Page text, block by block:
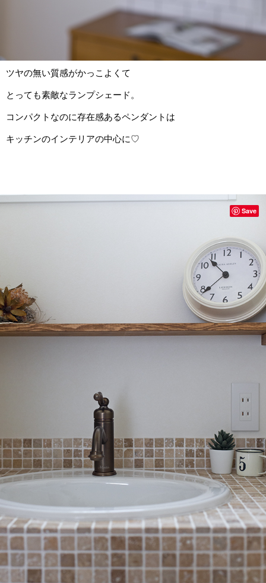
ツヤの無い質感がかっこよくて
とっても素敵なランプシェード。
コンパクトなのに存在感あるペンダントは
キッチンのインテリアの中心に♡
Save